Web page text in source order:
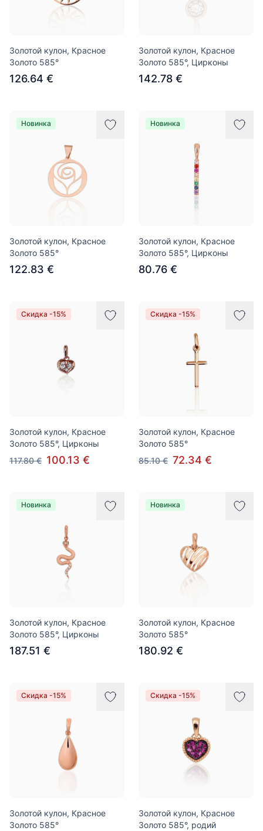
Золотой кулон, Красное
Золото 585°
126.64 €
Золотой кулон, Красное
Золото 585°, Цирконы
142.78 €
Новинка
Золотой кулон, Красное
Золото 585°
122.83 €
Новинка
Золотой кулон, Красное
Золото 585°, Цирконы
80.76 €
Скидка -15%
Золотой кулон, Красное
Золото 585°, Цирконы
117.80 € 100.13 €
Скидка -15%
Золотой кулон, Красное
Золото 585°
85.10 € 72.34 €
Новинка
Золотой кулон, Красное
Золото 585°, Цирконы
187.51 €
Новинка
Золотой кулон, Красное
Золото 585°
180.92 €
Скидка -15%
Золотой кулон, Красное
Золото 585°
Скидка -15%
Золотой кулон, Красное
Золото 585°, родий